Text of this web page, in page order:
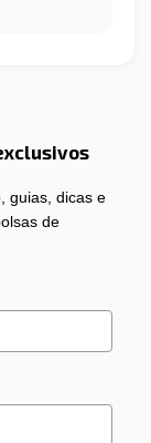
guias, dicas e
de